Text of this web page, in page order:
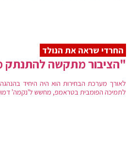
החרדי שראה את הנולד
"הציבור מתקשה להתנתק
לאורך מערכת הבחירות הוא היה היחיד
לתמיכה הפומבית בטראמפ, מחשש ל'נקמה'